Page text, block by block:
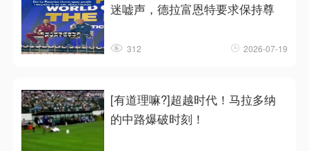
迷嘘声，德拉富恩特要求保持尊
312 2026-07-19
[有道理嘛?]超越时代！马拉多纳
的中路爆破时刻！